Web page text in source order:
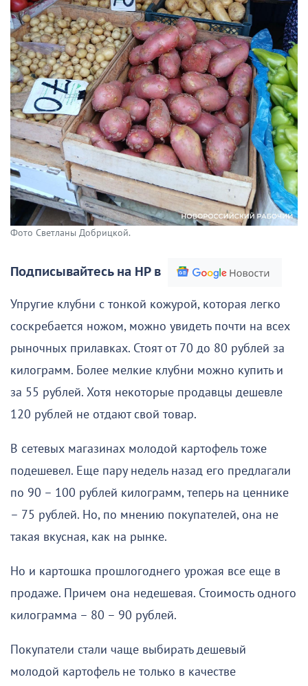
Фото Светланы Добрицкой.
Подписывайтесь на НР в
Упругие клубни с тонкой кожурой, которая легко
соскребается ножом, можно увидеть почти на всех
рыночных прилавках. Стоят от 70 до 80 рублей за
килограмм. Более мелкие клубни можно купить и
за 55 рублей. Хотя некоторые продавцы дешевле
120 рублей не отдают свой товар.
В сетевых магазинах молодой картофель тоже
подешевел. Еще пару недель назад его предлагали
по 90 – 100 рублей килограмм, теперь на ценнике
– 75 рублей. Но, по мнению покупателей, она не
такая вкусная, как на рынке.
Но и картошка прошлогоднего урожая все еще в
продаже. Причем она недешевая. Стоимость одного
килограмма – 80 – 90 рублей.
Покупатели стали чаще выбирать дешевый
молодой картофель не только в качестве